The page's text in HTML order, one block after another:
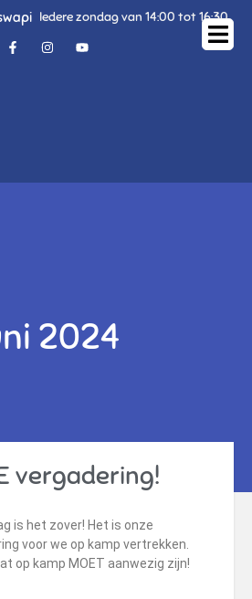
Iedere zondag van 14:00 tot 16:30
2024
vergadering!
is het zover! Het is onze
voor we op kamp vertrekken.
op kamp MOET aanwezig zijn!